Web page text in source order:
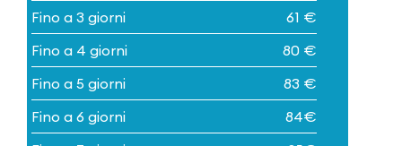
Fino a 3 giorni
61 €
Fino a 4 giorni
80 €
Fino a 5 giorni
83 €
Fino a 6 giorni
84€